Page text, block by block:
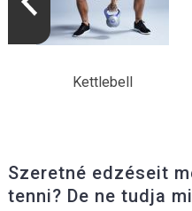
Kettlebell
Szeretné edzéseit
tenni? De ne tudja